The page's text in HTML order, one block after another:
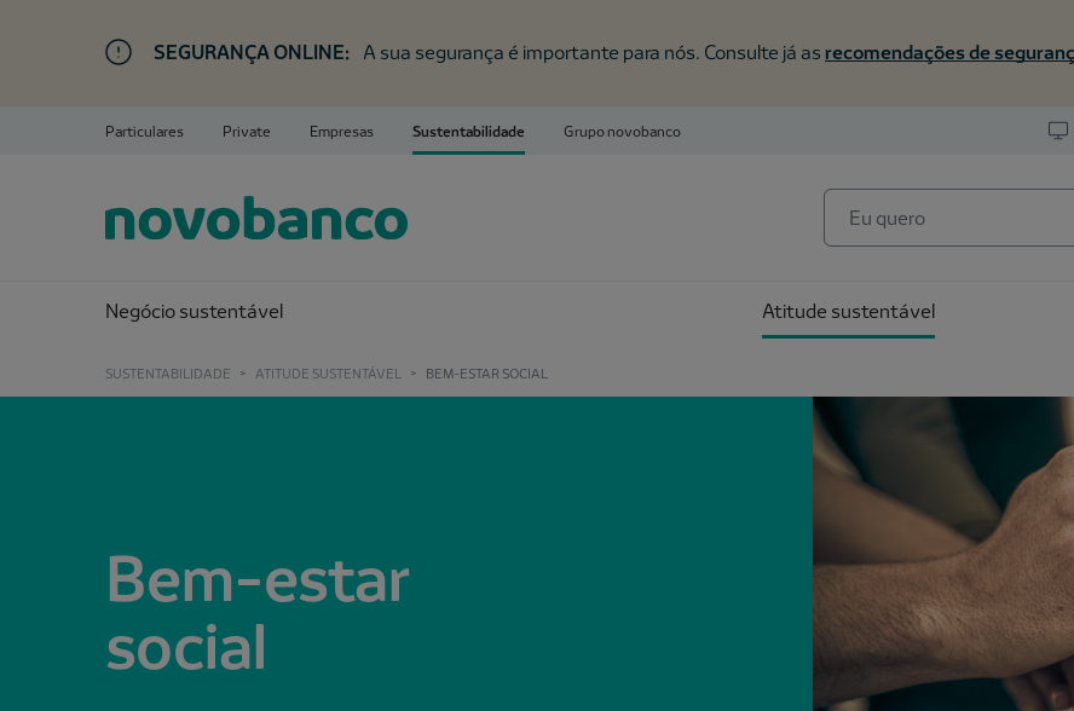
SEGURANÇA ONLINE: A sua segurança é importante para nós. Consulte já as recomendações de
Particulares Private Empresas Sustentabilidade Grupo novobanco
Negócio sustentável Atitude sustentável
SUSTENTABILIDADE > ATITUDE SUSTENTÁVEL > BEM-ESTAR SOCIAL
Bem-estar
social